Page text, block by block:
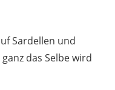
Sardellen und
das Selbe wird